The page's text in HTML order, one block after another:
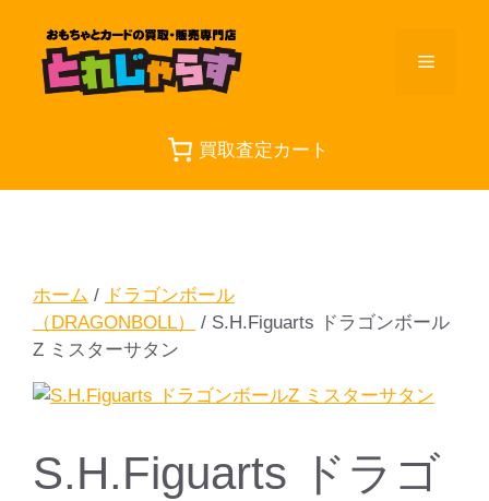
メ
ュ
買取査定カート
ホーム / ドラゴンボール
（DRAGONBOLL）
/ S.H.Figuarts ドラゴンボール
Z ミスターサタン
S.H.Figuarts ドラゴ